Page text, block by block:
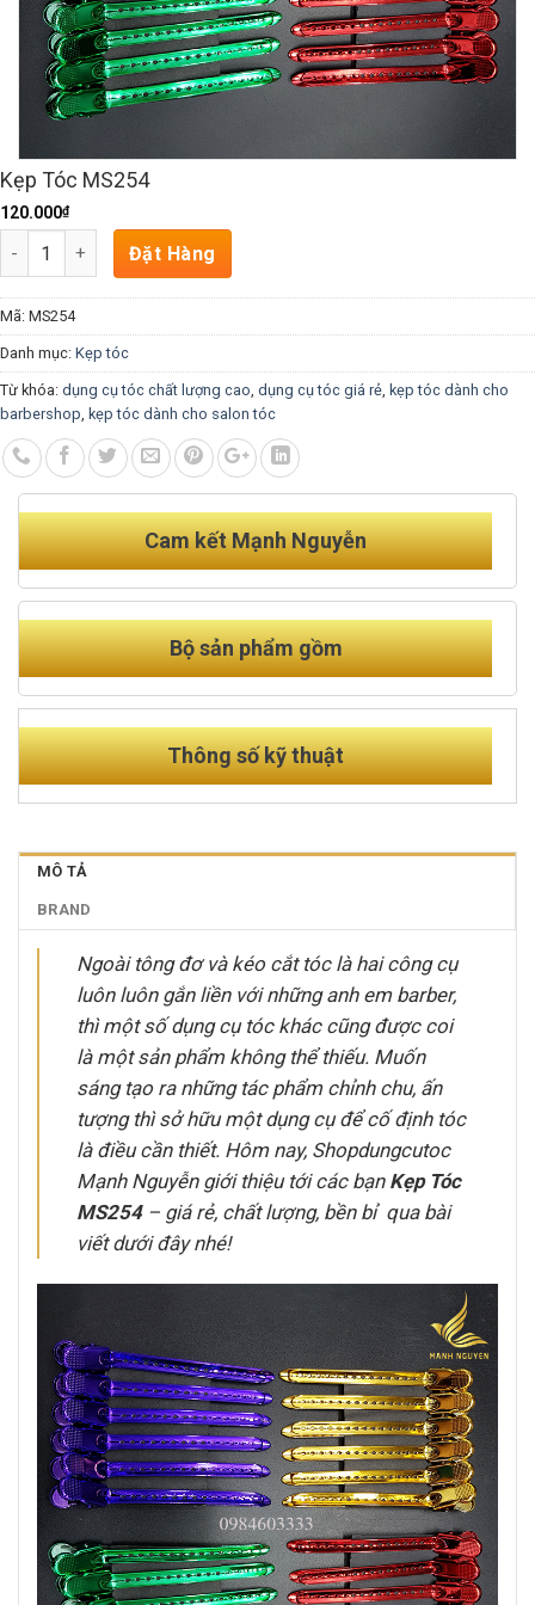
Kẹp Tóc MS254
120.000₫
Số lượng Đặt Hàng
Mã: MS254
Danh mục: Kẹp tóc
Từ khóa: dụng cụ tóc chất lượng cao, dụng cụ tóc giá rẻ, kẹp tóc dành cho
barbershop, kẹp tóc dành cho salon tóc
Cam kết Mạnh Nguyễn
Bộ sản phẩm gồm
Thông số kỹ thuật
MÔ TẢ
BRAND
Ngoài tông đơ và kéo cắt tóc là hai công cụ
luôn luôn gắn liền với những anh em barber,
thì một số dụng cụ tóc khác cũng được coi
là một sản phẩm không thể thiếu. Muốn
sáng tạo ra những tác phẩm chỉnh chu, ấn
tượng thì sở hữu một dụng cụ để cố định tóc
là điều cần thiết. Hôm nay, Shopdungcutoc
Mạnh Nguyễn giới thiệu tới các bạn Kẹp Tóc
MS254– giá rẻ, chất lượng, bền bỉ qua bài
viết dưới đây nhé!